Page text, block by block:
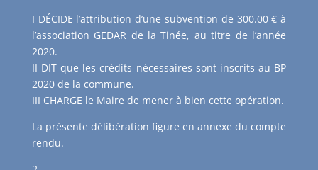
I DÉCIDE l’attribution d’une subvention de 300.00 € à
l’association GEDAR de la Tinée, au titre de l’année
2020.
II DIT que les crédits nécessaires sont inscrits au BP
2020 de la commune.
III CHARGE le Maire de mener à bien cette opération.
La présente délibération figure en annexe du compte
rendu.